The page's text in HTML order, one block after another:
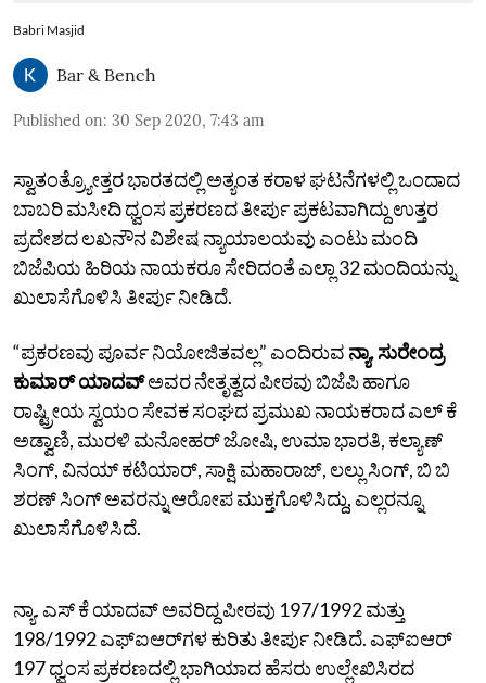
Babri Masjid
Bar & Bench
Published on: 30 Sep 2020, 7:43 am
ಸ್ವಾತಂತ್ರ್ಯೋತ್ತರ ಭಾರತದಲ್ಲಿ ಅತ್ಯಂತ ಕರಾಳ ಘಟನೆಗಳಲ್ಲಿ ಒಂದಾದ
ಬಾಬರಿ ಮಸೀದಿ ಧ್ವಂಸ ಪ್ರಕರಣದ ತೀರ್ಪು ಪ್ರಕಟವಾಗಿದ್ದು ಉತ್ತರ
ಪ್ರದೇಶದ ಲಖನೌನ ವಿಶೇಷ ನ್ಯಾಯಾಲಯವು ಎಂಟು ಮಂದಿ
ಬಿಜೆಪಿಯ ಹಿರಿಯ ನಾಯಕರೂ ಸೇರಿದಂತೆ ಎಲ್ಲಾ 32 ಮಂದಿಯನ್ನು
ಖುಲಾಸೆಗೊಳಿಸಿ ತೀರ್ಪು ನೀಡಿದೆ.
“ಪ್ರಕರಣವು ಪೂರ್ವ ನಿಯೋಜಿತವಲ್ಲ” ಎಂದಿರುವ ನ್ಯಾ. ಸುರೇಂದ್ರ
ಕುಮಾರ್ ಯಾದವ್ಅವರ ನೇತೃತ್ವದ ಪೀಠವು ಬಿಜೆಪಿ ಹಾಗೂ
ರಾಷ್ಟ್ರೀಯ ಸ್ವಯಂ ಸೇವಕ ಸಂಘದ ಪ್ರಮುಖ ನಾಯಕರಾದ ಎಲ್‌ ಕೆ
ಅಡ್ವಾಣಿ, ಮುರಳಿ ಮನೋಹರ್ ಜೋಷಿ, ಉಮಾ ಭಾರತಿ, ಕಲ್ಯಾಣ್‌
ಸಿಂಗ್, ವಿನಯ್‌ ಕಟಿಯಾರ್, ಸಾಕ್ಷಿ ಮಹಾರಾಜ್, ಲಲ್ಲು ಸಿಂಗ್, ಬಿ ಬಿ
ಶರಣ್‌ ಸಿಂಗ್ ಅವರನ್ನು ಆರೋಪ ಮುಕ್ತಗೊಳಿಸಿದ್ದು, ಎಲ್ಲರನ್ನೂ
ಖುಲಾಸೆಗೊಳಿಸಿದೆ.
ನ್ಯಾ. ಎಸ್ ಕೆ ಯಾದವ್ ಅವರಿದ್ದ ಪೀಠವು 197/1992 ಮತ್ತು
198/1992 ಎಫ್‌ಐಆರ್‌ಗಳ ಕುರಿತು ತೀರ್ಪು ನೀಡಿದೆ. ಎಫ್‌ಐಆರ್‌
197 ಧ್ವಂಸ ಪ್ರಕರಣದಲ್ಲಿ ಭಾಗಿಯಾದ ಹೆಸರು ಉಲ್ಲೇಖಿಸಿರದ